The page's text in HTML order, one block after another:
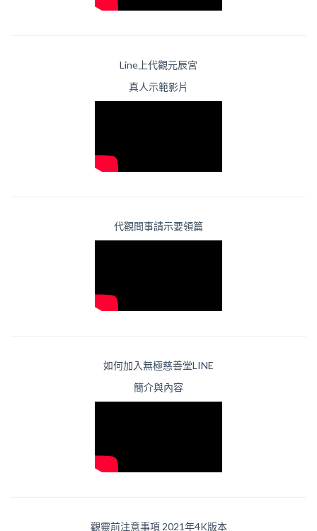
Line上代觀元辰宮
真人示範影片
代觀問事請示要領篇
如何加入無極慈善堂LINE
簡介與內容
觀靈前注意事項 2021年4K版本